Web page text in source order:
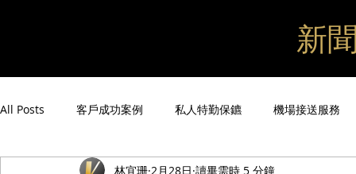
新
All Posts 客戶成功案例 私人特勤保鑣 機場接送服務
林宜珊 2月28日 讀畢需時 5 分鐘